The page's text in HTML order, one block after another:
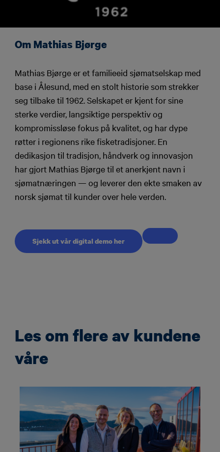
Om Mathias Bjørge
Mathias Bjørge er et familieeid sjømatselskap med
base i Ålesund, med en stolt historie som strekker
seg tilbake til 1962. Selskapet er kjent for sine
sterke verdier, langsiktige perspektiv og
kompromissløse fokus på kvalitet, og har dype
røtter i regionens rike fisketradisjoner. En
dedikasjon til tradisjon, håndverk og innovasjon
har gjort Mathias Bjørge til et anerkjent navn i
sjømatnæringen — og leverer den ekte smaken av
norsk sjømat til kunder over hele verden.
Sjekk ut vår digital demo her
Les om flere av kundene
våre